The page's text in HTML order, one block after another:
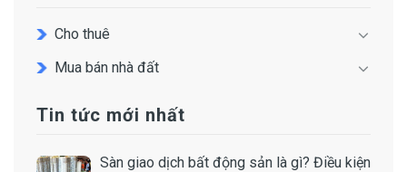
Cho thuê
Mua bán nhà đất
Tin tức mới nhất
Sàn giao dịch bất động sản là gì? Điều kiện